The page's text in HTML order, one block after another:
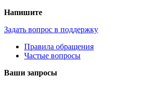
Напишите
Задать вопрос в поддержку
Правила обращения
Частые вопросы
Ваши запросы